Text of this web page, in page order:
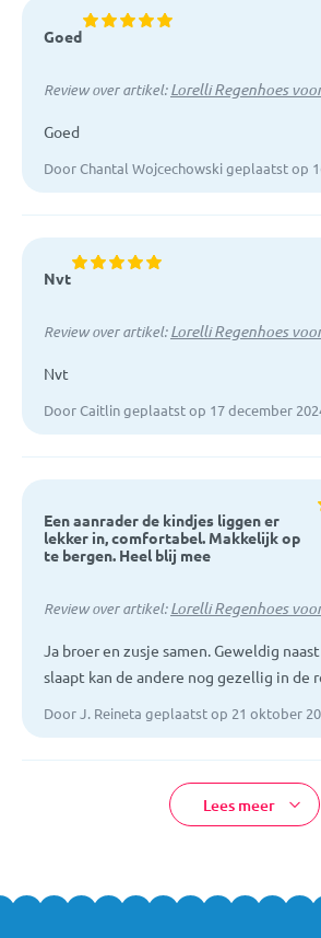
Goed
Review over artikel:Lorelli Regenhoes
Goed
Door Chantal Wojcechowski geplaatst op
Nvt
Review over artikel:Lorelli Regenhoes
Nvt
Door Caitlin geplaatst op 17 december
Een aanrader de kindjes liggen er
lekker in, comfortabel. Makkelijk op
te bergen. Heel blij mee
Review over artikel:Lorelli Regenhoes
Ja broer en zusje samen. Geweldig
slaapt kan de andere nog gezellig in de
Door J. Reineta geplaatst op 21 oktober
Lees meer